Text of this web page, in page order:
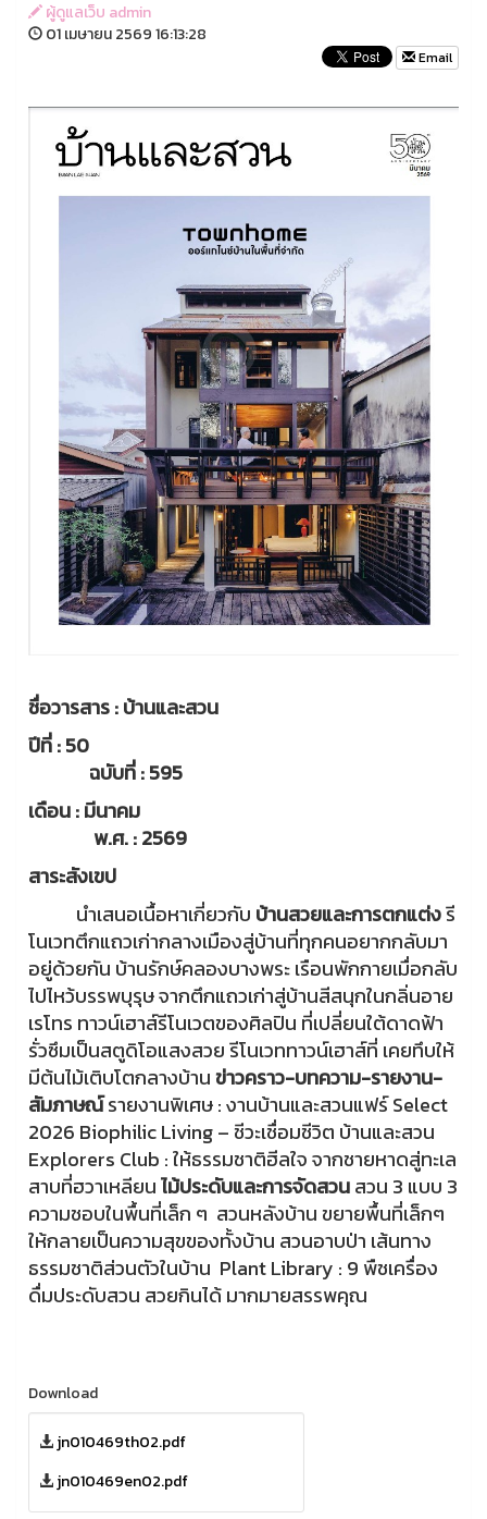
ผู้ดูแลเว็บ admin
01 เมษายน 2569 16:13:28
Email
ชื่อวารสาร : บ้านและสวน
ปีที่ : 50
ฉบับที่ : 595
เดือน : มีนาคม
พ.ศ. : 2569
สาระสังเขป
นำเสนอเนื้อหาเกี่ยวกับ บ้านสวยและการตกแต่งรี
โนเวทตึกแถวเก่ากลางเมืองสู่บ้านที่ทุกคนอยากกลับมา
อยู่ด้วยกัน บ้านรักษ์คลองบางพระ เรือนพักกายเมื่อกลับ
ไปไหว้บรรพบุรุษ จากตึกแถวเก่าสู่บ้านสีสนุกในกลิ่นอาย
เรโทร ทาวน์เฮาส์รีโนเวตของศิลปิน ที่เปลี่ยนใต้ดาดฟ้า
รั่วซึมเป็นสตูดิโอแสงสวย รีโนเวททาวน์เฮาส์ที่ เคยทึบให้
มีต้นไม้เติบโตกลางบ้านข่าวคราว-บทความ-รายงาน-
สัมภาษณ์รายงานพิเศษ : งานบ้านและสวนแฟร์ Select
2026 Biophilic Living – ชีวะเชื่อมชีวิต บ้านและสวน
Explorers Club : ให้ธรรมชาติฮีลใจ จากชายหาดสู่ทะเล
สาบที่ฮวาเหลียนไม้ประดับและการจัดสวนสวน 3 แบบ 3
ความชอบในพื้นที่เล็ก ๆ สวนหลังบ้าน ขยายพื้นที่เล็กๆ
ให้กลายเป็นความสุขของทั้งบ้าน สวนอาบป่า เส้นทาง
ธรรมชาติส่วนตัวในบ้าน Plant Library : 9 พืชเครื่อง
ดื่มประดับสวน สวยกินได้ มากมายสรรพคุณ
Download
jn010469th02.pdf
jn010469en02.pdf